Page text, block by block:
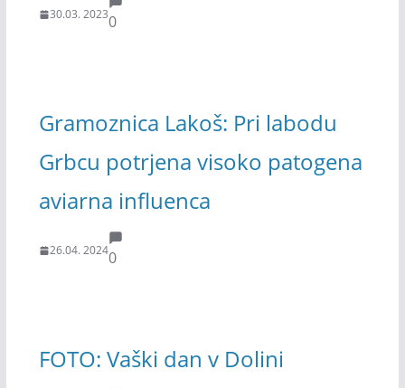
30.03. 20230
Gramoznica Lakoš: Pri labodu
Grbcu potrjena visoko patogena
aviarna influenca
26.04. 20240
FOTO: Vaški dan v Dolini